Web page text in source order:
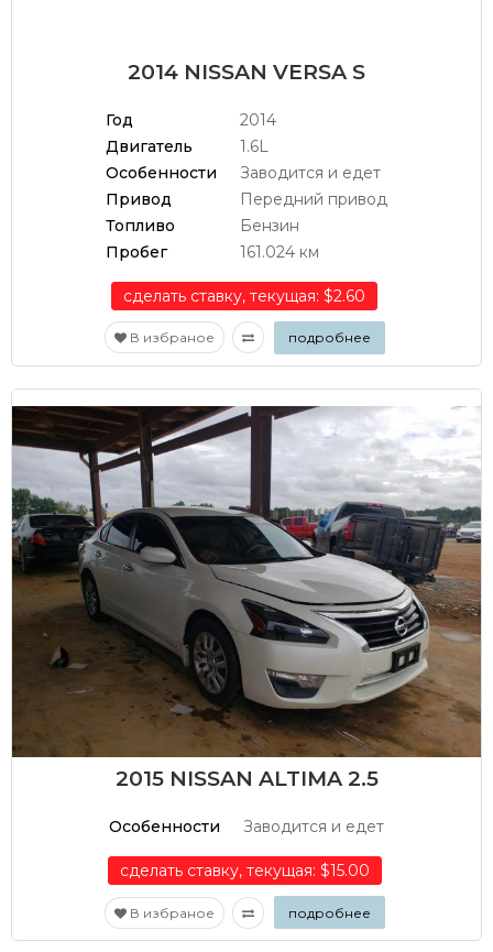
2014 NISSAN VERSA S
Год
2014
Двигатель
1.6L
Особенности
Заводится и едет
Привод
Передний привод
Топливо
Бензин
Пробег
161.024 км
сделать ставку, текущая: $2.60
В избраное подробнее
2015 NISSAN ALTIMA 2.5
Особенности Заводится и едет
сделать ставку, текущая: $15.00
В избраное подробнее